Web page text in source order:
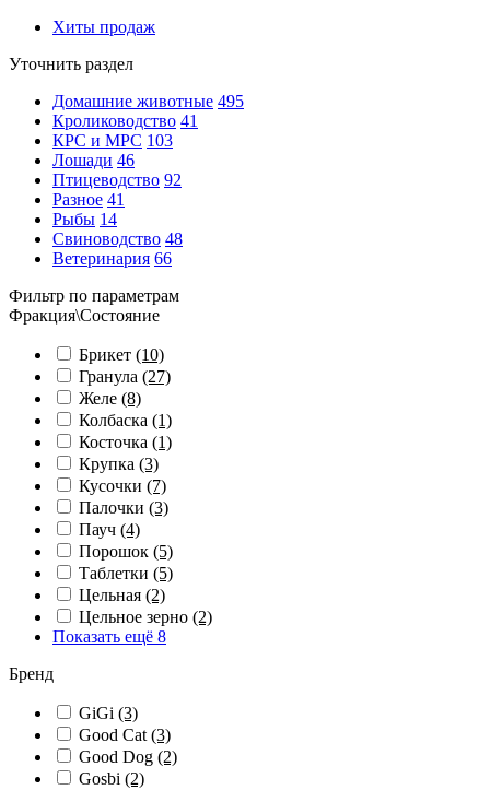
Хиты продаж
Уточнить раздел
Домашние животные 495
Кролиководство 41
КРС и МРС 103
Лошади 46
Птицеводство 92
Разное 41
Рыбы 14
Свиноводство 48
Ветеринария 66
Фильтр по параметрам
Фракция\Состояние
Брикет (10)
Гранула (27)
Желе (8)
Колбаска (1)
Косточка (1)
Крупка (3)
Кусочки (7)
Палочки (3)
Пауч (4)
Порошок (5)
Таблетки (5)
Цельная (2)
Цельное зерно (2)
Показать ещё 8
Бренд
GiGi (3)
Good Cat (3)
Good Dog (2)
Gosbi (2)